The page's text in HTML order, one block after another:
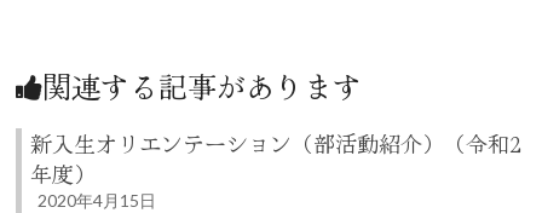
関連する記事があります
新入生オリエンテーション（部活動紹介）（令和2
年度）
2020年4月15日